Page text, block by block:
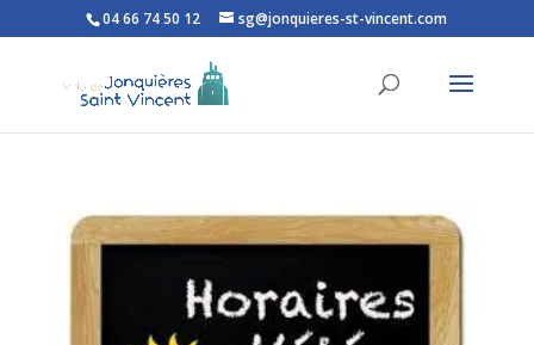
Ouvrir la barre d’outils
04 66 74 50 12 sg@jonquieres-st-vincent.com